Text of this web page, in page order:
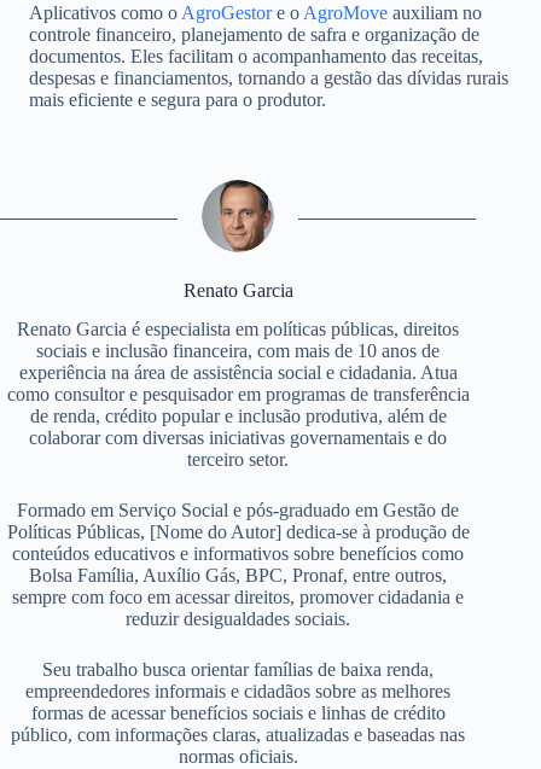
Aplicativos como o AgroGestore o AgroMove auxiliam no
controle financeiro, planejamento de safra e organização de
documentos. Eles facilitam o acompanhamento das receitas,
despesas e financiamentos, tornando a gestão das dívidas rurais
mais eficiente e segura para o produtor.
Renato Garcia
Renato Garcia é especialista em políticas públicas, direitos
sociais e inclusão financeira, com mais de 10 anos de
experiência na área de assistência social e cidadania. Atua
como consultor e pesquisador em programas de transferência
de renda, crédito popular e inclusão produtiva, além de
colaborar com diversas iniciativas governamentais e do
terceiro setor.
Formado em Serviço Social e pós-graduado em Gestão de
Políticas Públicas, [Nome do Autor] dedica-se à produção de
conteúdos educativos e informativos sobre benefícios como
Bolsa Família, Auxílio Gás, BPC, Pronaf, entre outros,
sempre com foco em acessar direitos, promover cidadania e
reduzir desigualdades sociais.
Seu trabalho busca orientar famílias de baixa renda,
empreendedores informais e cidadãos sobre as melhores
formas de acessar benefícios sociais e linhas de crédito
público, com informações claras, atualizadas e baseadas nas
normas oficiais.